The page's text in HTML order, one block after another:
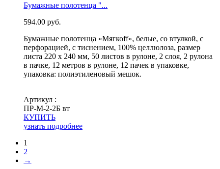
Бумажные полотенца "...
594.00 руб.
Бумажные полотенца «Мягкоff», белые, со втулкой, с
перфорацией, с тиснением, 100% целлюлоза, размер
листа 220 х 240 мм, 50 листов в рулоне, 2 слоя, 2 рулона
в пачке, 12 метров в рулоне, 12 пачек в упаковке,
упаковка: полиэтиленовый мешок.
Артикул :
ПР-М-2-2Б вт
КУПИТЬ
узнать подробнее
1
2
→